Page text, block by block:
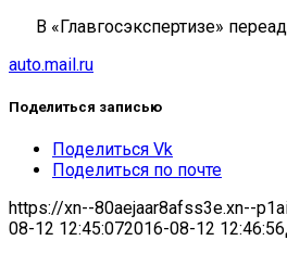
В «Главгосэкспертизе»
auto.mail.ru
Поделиться записью
Поделиться Vk
Поделиться по почте
https://xn--80aejaar8afss3e.xn--
08-12 12:45:072016-08-12 12:46:56